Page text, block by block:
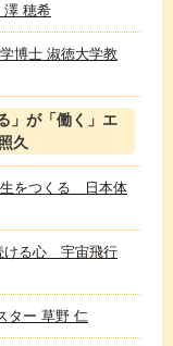
穂希
博士 淑徳大学教
」が「働く」エ
久
生をつくる 日本体
ける心 宇宙飛行
ター 草野 仁